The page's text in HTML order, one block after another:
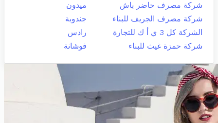
شركة مصرف حاضر باش
ميدون
شركة مصرف الجريف للبناء
جندوبة
الشركة كل 3 ي أ ك للتجارة
رادس
شركة حمزة غيث للبناء
فوشانة